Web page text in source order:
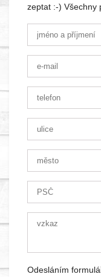
zeptat :-) Všechny
Odesláním